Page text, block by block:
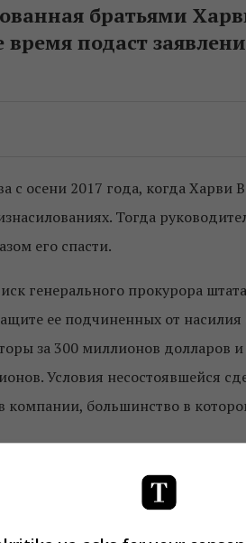
братьями
подаст
с осени 2017 года, когда Харви
Тогда
его спасти.
генерального прокурора
ее подчиненных от
за 300 миллионов долларов
Условия несостоявшейся
компании, большинство в
что решение о банкротстве